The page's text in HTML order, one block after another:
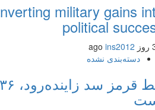
military gains
political
ins2012
دسته‌بندی نشده